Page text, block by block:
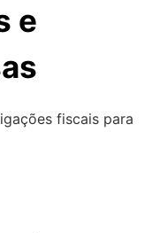
e
fiscais para